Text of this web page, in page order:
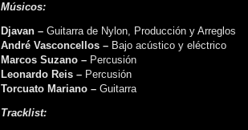
Músicos:
Djavan – Guitarra de Nylon, Producción y Arreglos
André Vasconcellos – Bajo acústico y eléctrico
Marcos Suzano – Percusión
Leonardo Reis – Percusión
Torcuato Mariano – Guitarra
Tracklist: